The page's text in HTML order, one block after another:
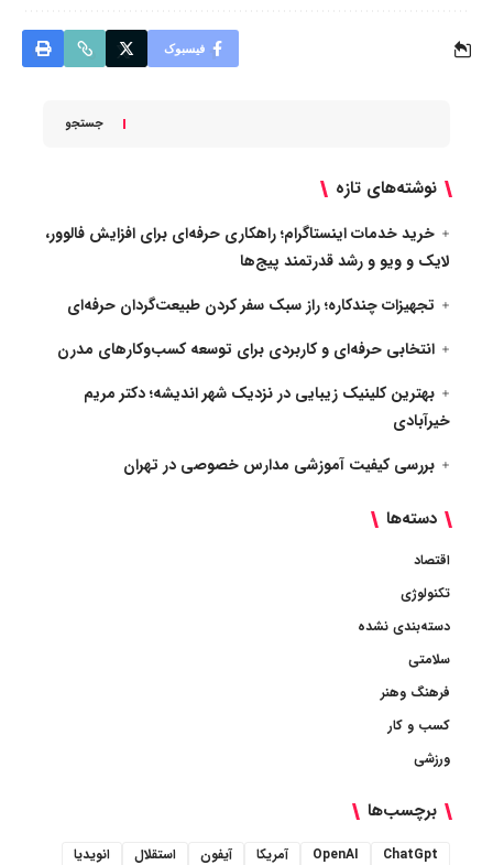
فیسبوک
جستجو
نوشته‌های تازه
خرید خدمات اینستاگرام؛ راهکاری حرفه‌ای برای افزایش فالوور،
لایک و ویو و رشد قدرتمند پیج‌ها
تجهیزات چندکاره؛ راز سبک سفر کردن طبیعت‌گردان حرفه‌ای
انتخابی حرفه‌ای و کاربردی برای توسعه کسب‌وکارهای مدرن
بهترین کلینیک زیبایی در نزدیک شهر اندیشه؛ دکتر مریم
خیرآبادی
بررسی کیفیت آموزشی مدارس خصوصی در تهران
دسته‌ها
اقتصاد
تکنولوژی
دسته‌بندی نشده
سلامتی
فرهنگ وهنر
کسب و کار
ورزشی
برچسب‌ها
ChatGpt
OpenAI آمریکا آیفون استقلال
انویدیا